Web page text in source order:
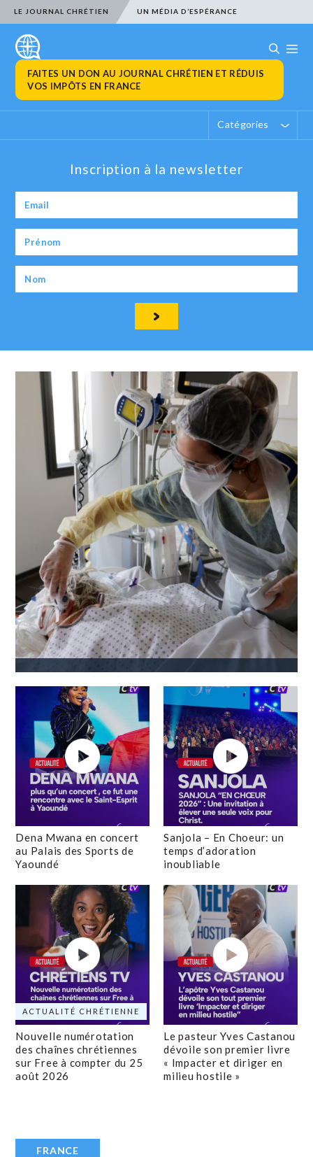
LE JOURNAL CHRÉTIEN UN MÉDIA D’ESPÉRANCE
FAITES UN DON AU JOURNAL CHRÉTIEN ET RÉDUIS
VOS IMPÔTS EN FRANCE
Catégories
Inscription à la newsletter
Dena Mwana en concert
au Palais des Sports de
Yaoundé
Sanjola – En Choeur: un
temps d’adoration
inoubliable
ACTUALITÉ CHRÉTIENNE
Nouvelle numérotation
des chaînes chrétiennes
sur Free à compter du 25
août 2026
Le pasteur Yves Castanou
dévoile son premier livre
« Impacter et diriger en
milieu hostile »
FRANCE